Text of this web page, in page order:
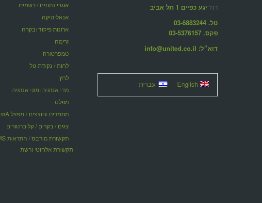
אוגרי נתונים / רשמים
אנאליטיקה
ארונות פיקוד ובקרה
זרימה
טמפרטורה
לחות / נקודת טל
לחץ
מדי אנרגיה ומוני אנרגיה
מפלס
מתמרים וחוצצים / מפצל 4-20mA
צגים / בקרים / קליברטורים
תקשורת אלחוטי ורשת
רח' יגע כפיים 1 תל אביב
טל. 03-6883244
פקס. 03-5376157
דוא״ל: info@united.co.il
English עברית